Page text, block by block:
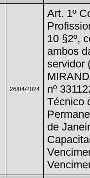
26/04/2024
Art. 1º
10 §2º,
ambos
servidor
nº
Técnico
de